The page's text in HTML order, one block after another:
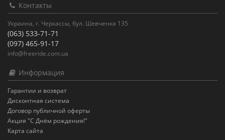
Контакты
Украина, г. Черкассы, бул. Шевченка 135
(063) 533-71-71
(097) 465-91-17
info@freeride.com.ua
Информация
Гарантии и возврат
Дисконтная система
Договор публичной оферты
Акция "С Днём рождения!"
Карта сайта